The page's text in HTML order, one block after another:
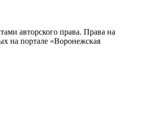
авторского права. Права на
на портале «Воронежская